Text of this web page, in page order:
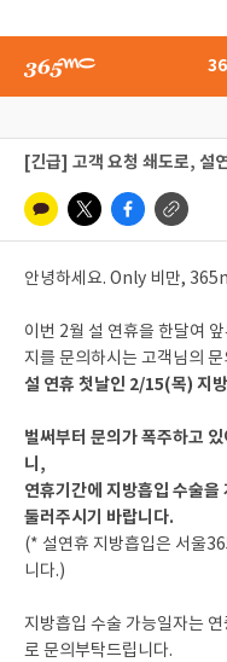
[긴급] 고객 요청 쇄도로, 설
안녕하세요. Only 비만,
이번 2월 설 연휴을 한달여
지를 문의하시는 고객님의
설 연휴 첫날인 2/15(목) 지
벌써부터 문의가 폭주하고
니,
연휴기간에 지방흡입 수술을
둘러주시기 바랍니다.
(* 설연휴 지방흡입은 서울
니다.)
지방흡입 수술 가능일자는
로 문의부탁드립니다.